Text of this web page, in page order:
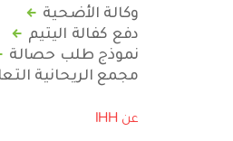
وكالة الأضحية
دفع كفالة اليتيم
نموذج طلب حصالة
مجمع الريحانية
عن IHH